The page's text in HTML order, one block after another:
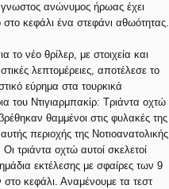
ανώνυμος ήρωας έχει
κεφάλι ένα στεφάνι αθωότητας.
το νέο θρίλερ, με στοιχεία και
λεπτομέρειες, αποτέλεσε το
εύρημα στα τουρκικά
του Ντιγιαρμπακίρ: Τριάντα οχτώ
θαμμένοι στις φυλακές της
περιοχής της Νοτιοανατολικής
Οι τριάντα οχτώ αυτοί σκελετοί
εκτέλεσης με σφαίρες των 9
στο κεφάλι. Αναμένουμε τα τεστ